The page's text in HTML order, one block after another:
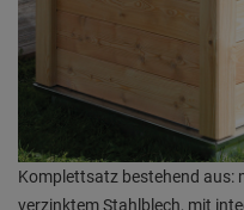
Komplettsatz bestehend aus:
verzinktem Stahlblech, mit